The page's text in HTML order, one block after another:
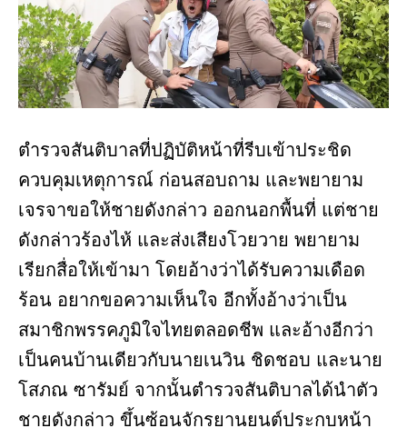
ตำรวจสันติบาลที่ปฏิบัติหน้าที่รีบเข้าประชิด
ควบคุมเหตุการณ์ ก่อนสอบถาม และพยายาม
เจรจาขอให้ชายดังกล่าว ออกนอกพื้นที่ แต่ชาย
ดังกล่าวร้องไห้ และส่งเสียงโวยวาย พยายาม
เรียกสื่อให้เข้ามา โดยอ้างว่าได้รับความเดือด
ร้อน อยากขอความเห็นใจ อีกทั้งอ้างว่าเป็น
สมาชิกพรรคภูมิใจไทยตลอดชีพ และอ้างอีกว่า
เป็นคนบ้านเดียวกับนายเนวิน ชิดชอบ และนาย
โสภณ ซารัมย์ จากนั้นตำรวจสันติบาลได้นำตัว
ชายดังกล่าว ขึ้นซ้อนจักรยานยนต์ประกบหน้า